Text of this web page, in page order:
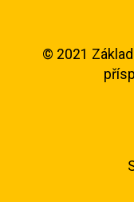
© 2021